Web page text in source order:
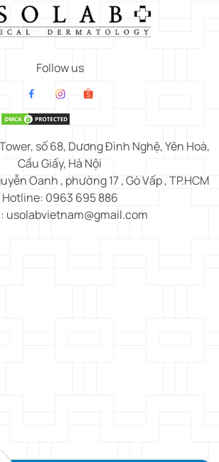
Follow us
số 68, Dương Đình Nghệ, Yên Hoà,
Cầu Giấy, Hà Nội
Oanh , phường 17 , Gò Vấp , TP.HCM
Hotline: 0963 695 886
usolabvietnam@gmail.com